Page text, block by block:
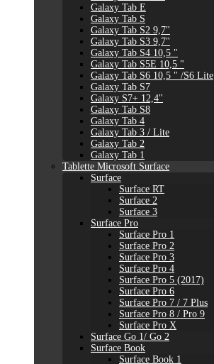
Galaxy Tab E
Galaxy Tab S
Galaxy Tab S2 9,7"
Galaxy Tab S3 9,7"
Galaxy Tab S4 10,5 "
Galaxy Tab S5E 10,5 "
Galaxy Tab S6 10,5 " /S6 Lite
Galaxy Tab S7
Galaxy S7+ 12,4"
Galaxy Tab S8
Galaxy Tab 4
Galaxy Tab 3 / Lite
Galaxy Tab 2
Galaxy Tab 1
Tablette Microsoft Surface
Surface
Surface RT
Surface 2
Surface 3
Surface Pro
Surface Pro 1
Surface Pro 2
Surface Pro 3
Surface Pro 4
Surface Pro 5 (2017)
Surface Pro 6
Surface Pro 7 / 7 Plus
Surface Pro 8 / Pro 9
Surface Pro X
Surface Go 1/ Go 2
Surface Book
Surface Book 1